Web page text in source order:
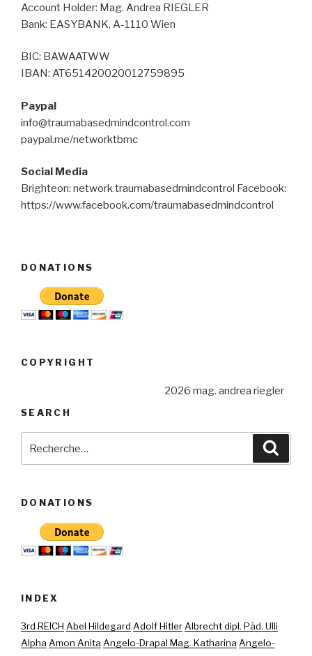
Account Holder: Mag. Andrea RIEGLER
Bank: EASYBANK, A-1110 Wien
BIC: BAWAATWW
IBAN: AT651420020012759895
Paypal
info@traumabasedmindcontrol.com
paypal.me/networktbmc
Social Media
Brighteon: network traumabasedmindcontrol Facebook:
https://www.facebook.com/traumabasedmindcontrol
DONATIONS
COPYRIGHT
2026 mag. andrea riegler
SEARCH
DONATIONS
INDEX
3rd REICH Abel Hildegard Adolf HitlerAlbrecht dipl. Päd. Ulli
Alpha Amon Anita Angelo-Drapal Mag. Katharina Angelo-